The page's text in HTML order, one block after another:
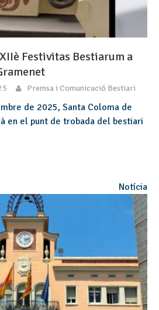
Festivitas Bestiarum a
Premsa i Comunicació Bestiari
de 2025, Santa Coloma de
en el punt de trobada del bestiari
Notícia